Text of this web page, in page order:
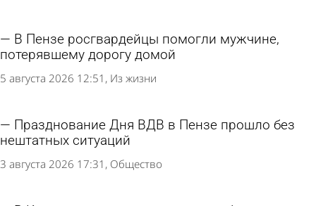
В Пензе росгвардейцы помогли мужчине,
потерявшему дорогу домой
5 августа 2026 12:51 Из жизни
Празднование Дня ВДВ в Пензе прошло без
нештатных ситуаций
3 августа 2026 17:31 Общество